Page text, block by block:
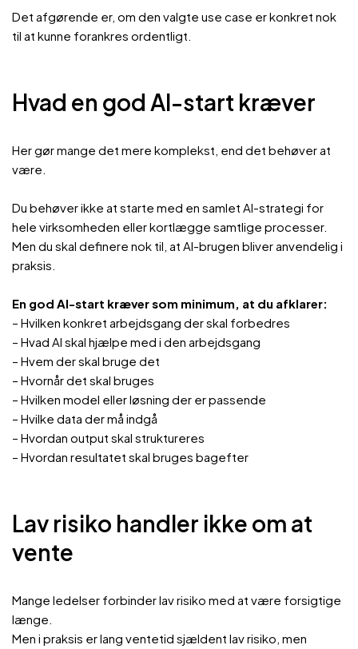
Det afgørende er, om den valgte use case er konkret nok
til at kunne forankres ordentligt.
Hvad en god AI-start kræver
Her gør mange det mere komplekst, end det behøver at
være.
Du behøver ikke at starte med en samlet AI-strategi for
hele virksomheden eller kortlægge samtlige processer.
Men du skal definere nok til, at AI-brugen bliver anvendelig i
praksis.
En god AI-start kræver som minimum, at du afklarer:
– Hvilken konkret arbejdsgang der skal forbedres
– Hvad AI skal hjælpe med i den arbejdsgang
– Hvem der skal bruge det
– Hvornår det skal bruges
– Hvilken model eller løsning der er passende
– Hvilke data der må indgå
– Hvordan output skal struktureres
– Hvordan resultatet skal bruges bagefter
Lav risiko handler ikke om at
vente
Mange ledelser forbinder lav risiko med at være forsigtige
længe.
Men i praksis er lang ventetid sjældent lav risiko, men